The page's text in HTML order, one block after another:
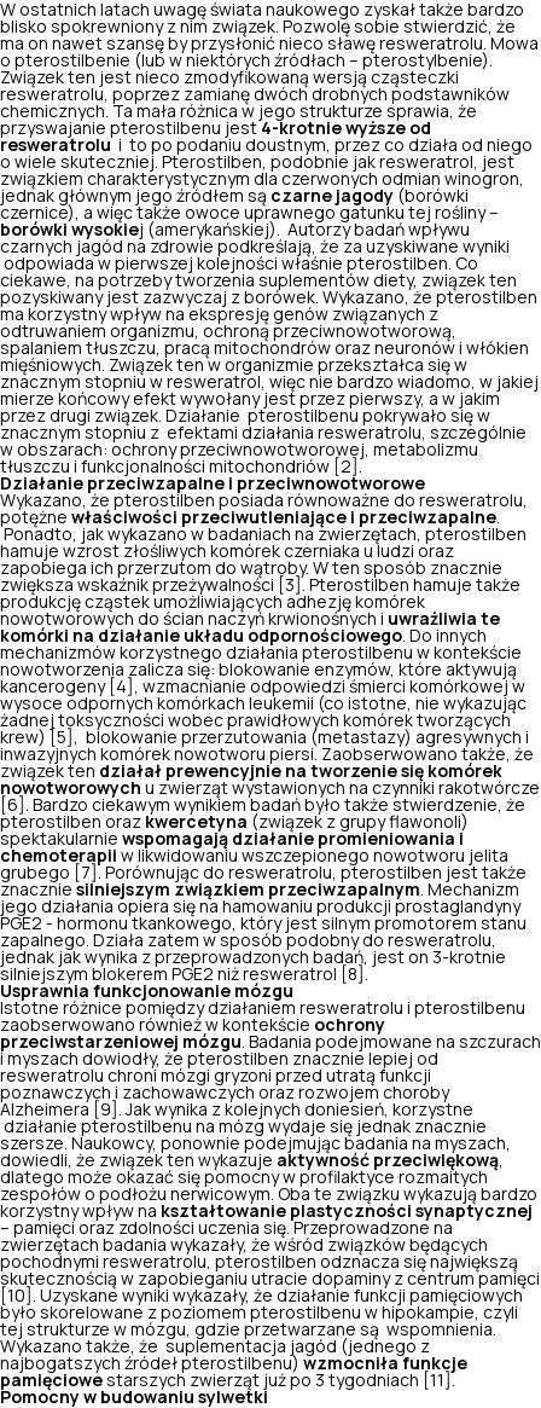
W ostatnich latach uwagę świata naukowego zyskał także bardzo
blisko spokrewniony z nim związek. Pozwolę sobie stwierdzić, że
ma on nawet szansę by przysłonić nieco sławę resweratrolu. Mowa
o pterostilbenie (lub w niektórych źródłach – pterostylbenie).
Związek ten jest nieco zmodyfikowaną wersją cząsteczki
resweratrolu, poprzez zamianę dwóch drobnych podstawników
chemicznych. Ta mała różnica w jego strukturze sprawia, że
przyswajanie pterostilbenu jest 4-krotnie wyższe od
resweratrolu i to po podaniu doustnym, przez co działa od niego
o wiele skuteczniej. Pterostilben, podobnie jak resweratrol, jest
związkiem charakterystycznym dla czerwonych odmian winogron,
jednak głównym jego źródłem są czarne jagody (borówki
czernice), a więc także owoce uprawnego gatunku tej rośliny –
borówki wysokiej (amerykańskiej). Autorzy badań wpływu
czarnych jagód na zdrowie podkreślają, że za uzyskiwane wyniki
odpowiada w pierwszej kolejności właśnie pterostilben. Co
ciekawe, na potrzeby tworzenia suplementów diety, związek ten
pozyskiwany jest zazwyczaj z borówek. Wykazano, że pterostilben
ma korzystny wpływ na ekspresję genów związanych z
odtruwaniem organizmu, ochroną przeciwnowotworową,
spalaniem tłuszczu, pracą mitochondrów oraz neuronów i włókien
mięśniowych. Związek ten w organizmie przekształca się w
znacznym stopniu w resweratrol, więc nie bardzo wiadomo, w jakiej
mierze końcowy efekt wywołany jest przez pierwszy, a w jakim
przez drugi związek. Działanie pterostilbenu pokrywało się w
znacznym stopniu z efektami działania resweratrolu, szczególnie
w obszarach: ochrony przeciwnowotworowej, metabolizmu
tłuszczu i funkcjonalności mitochondriów [2].
Działanie przeciwzapalne i przeciwnowotworowe
Wykazano, że pterostilben posiada równoważne do resweratrolu,
potężne właściwości przeciwutleniające i przeciwzapalne
Ponadto, jak wykazano w badaniach na zwierzętach, pterostilben
hamuje wzrost złośliwych komórek czerniaka u ludzi oraz
zapobiega ich przerzutom do wątroby. W ten sposób znacznie
zwiększa wskaźnik przeżywalności [3]. Pterostilben hamuje także
produkcję cząstek umożliwiających adhezję komórek
nowotworowych do ścian naczyń krwionośnych i uwrażliwia te
komórki na działanie układu odpornościowego . Do innych
mechanizmów korzystnego działania pterostilbenu w kontekście
nowotworzenia zalicza się: blokowanie enzymów, które aktywują
kancerogeny [4], wzmacnianie odpowiedzi śmierci komórkowej w
wysoce odpornych komórkach leukemii (co istotne, nie wykazując
żadnej toksyczności wobec prawidłowych komórek tworzących
krew) [5], blokowanie przerzutowania (metastazy) agresywnych i
inwazyjnych komórek nowotworu piersi. Zaobserwowano także, że
związek ten działał prewencyjnie na tworzenie się komórek
nowotworowych u zwierząt wystawionych na czynniki rakotwórcze
[6]. Bardzo ciekawym wynikiem badań było także stwierdzenie, że
pterostilben oraz kwercetyna (związek z grupy flawonoli)
spektakularnie wspomagają działanie promieniowania i
chemoterapii w likwidowaniu wszczepionego nowotworu jelita
grubego [7]. Porównując do resweratrolu, pterostilben jest także
znacznie silniejszym związkiem przeciwzapalnym . Mechanizm
jego działania opiera się na hamowaniu produkcji prostaglandyny
PGE2 - hormonu tkankowego, który jest silnym promotorem stanu
zapalnego. Działa zatem w sposób podobny do resweratrolu,
jednak jak wynika z przeprowadzonych badań, jest on 3-krotnie
silniejszym blokerem PGE2 niż resweratrol [8].
Usprawnia funkcjonowanie mózgu
Istotne różnice pomiędzy działaniem resweratrolu i pterostilbenu
zaobserwowano również w kontekście ochrony
przeciwstarzeniowej mózgu . Badania podejmowane na szczurach
i myszach dowiodły, że pterostilben znacznie lepiej od
resweratrolu chroni mózgi gryzoni przed utratą funkcji
poznawczych i zachowawczych oraz rozwojem choroby
Alzheimera [9]. Jak wynika z kolejnych doniesień, korzystne
działanie pterostilbenu na mózg wydaje się jednak znacznie
szersze. Naukowcy, ponownie podejmując badania na myszach,
dowiedli, że związek ten wykazuje aktywność przeciwlękową
dlatego może okazać się pomocny w profilaktyce rozmaitych
zespołów o podłożu nerwicowym. Oba te związku wykazują bardzo
korzystny wpływ na kształtowanie plastyczności synaptycznej
– pamięci oraz zdolności uczenia się. Przeprowadzone na
zwierzętach badania wykazały, że wśród związków będących
pochodnymi resweratrolu, pterostilben odznacza się największą
skutecznością w zapobieganiu utracie dopaminy z centrum pamięci
[10]. Uzyskane wyniki wykazały, że działanie funkcji pamięciowych
było skorelowane z poziomem pterostilbenu w hipokampie, czyli
tej strukturze w mózgu, gdzie przetwarzane są wspomnienia.
Wykazano także, że suplementacja jagód (jednego z
najbogatszych źródeł pterostilbenu) wzmocniła funkcje
pamięciowe starszych zwierząt już po 3 tygodniach [11].
Pomocny w budowaniu sylwetki